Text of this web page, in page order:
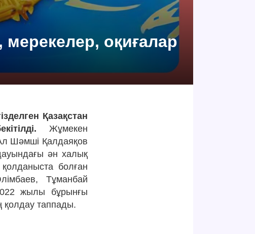
мерекелер, оқиғалар
Қазақстан
Жұмекен
Шәмші Қалдаяқов
ән халық
болған
Тұманбай
жылы бұрынғы
қолдау таппады.